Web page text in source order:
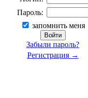
Пароль:
запомнить меня
Забыли пароль?
Регистрация →